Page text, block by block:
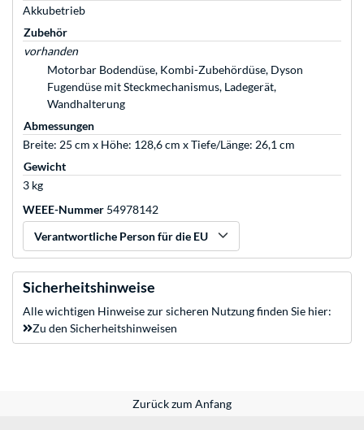
Akkubetrieb
Zubehör
vorhanden
Motorbar Bodendüse, Kombi-Zubehördüse, Dyson
Fugendüse mit Steckmechanismus, Ladegerät,
Wandhalterung
Abmessungen
Breite: 25 cm x Höhe: 128,6 cm x Tiefe/Länge: 26,1 cm
Gewicht
3 kg
WEEE-Nummer 54978142
Verantwortliche Person für die EU
Sicherheitshinweise
Alle wichtigen Hinweise zur sicheren Nutzung finden Sie hier:
Zu den Sicherheitshinweisen
Zurück zum Anfang